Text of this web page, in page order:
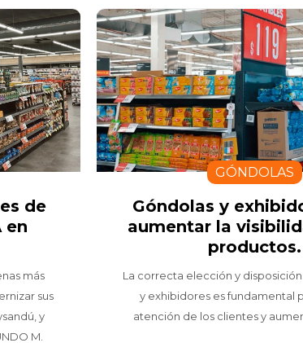
de
en
más
sus
y
M.
GÓNDOLAS
Góndolas y
aumentar la
productos.
La correcta elección y
y exhibidores es fundamental
atención de los clientes y